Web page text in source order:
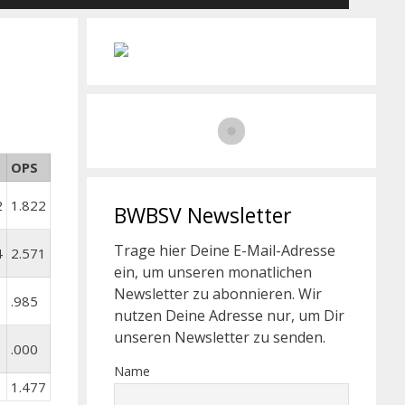
OPS
1.822
2.571
.985
.000
1.477
BWBSV Newsletter
Trage hier Deine E-Mail-Adresse
ein, um unseren monatlichen
Newsletter zu abonnieren. Wir
nutzen Deine Adresse nur, um Dir
unseren Newsletter zu senden.
Name